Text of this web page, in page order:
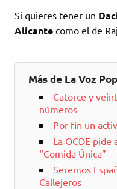
Si quieres tener un
Alicante como el de
Más de La Voz
Catorce y
números
Por fin un
La OCDE pide
“Comida Única”
Seremos
Callejeros